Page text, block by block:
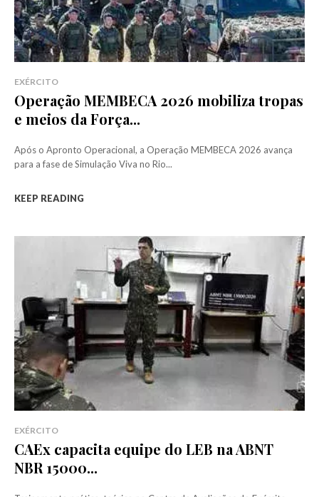
EXÉRCITO
Operação MEMBECA 2026 mobiliza tropas
e meios da Força...
Após o Apronto Operacional, a Operação MEMBECA 2026 avança
para a fase de Simulação Viva no Rio...
KEEP READING
EXÉRCITO
CAEx capacita equipe do LEB na ABNT
NBR 15000...